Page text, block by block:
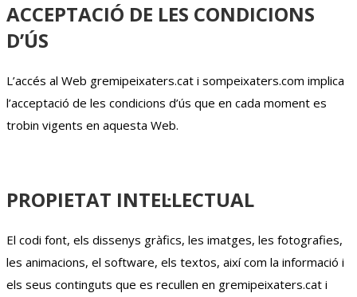
ACCEPTACIÓ DE LES CONDICIONS
D’ÚS
L’accés al Web gremipeixaters.cat i sompeixaters.com implica
l’acceptació de les condicions d’ús que en cada moment es
trobin vigents en aquesta Web.
PROPIETAT INTEL·LECTUAL
El codi font, els dissenys gràfics, les imatges, les fotografies,
les animacions, el software, els textos, així com la informació i
els seus continguts que es recullen en gremipeixaters.cat i